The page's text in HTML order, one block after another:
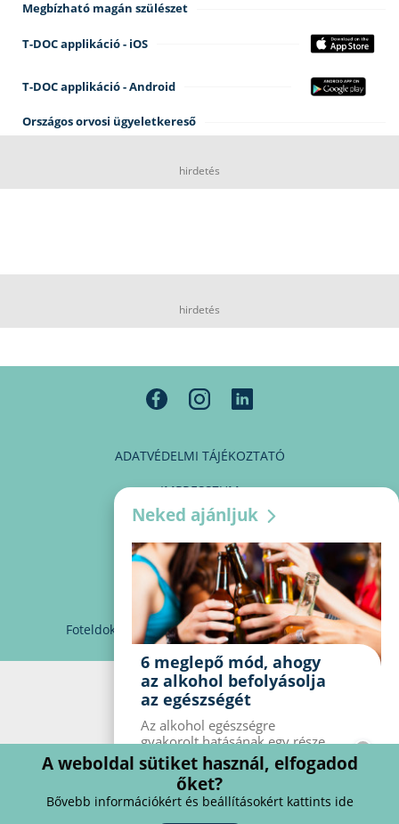
Megbízható magán szülészet
T-DOC applikáció - iOS
T-DOC applikáció - Android
Országos orvosi ügyeletkereső
hirdetés
hirdetés
ADATVÉDELMI TÁJÉKOZTATÓ
IMPRESSZUM
MÉDIAAJÁNLAT
PARTNEREINK
KAPCSOLAT
Foteldoki info@foteldoki.hu Süti beállítások
Neked ajánljuk
6 meglepő mód, ahogy
az alkohol befolyásolja
az egészségét
Az alkohol egészségre
gyakorolt ​​hatásának egy része
jól ismert, mások azonban
meglepők lehetnek. Van hat
kevésbé ismert hatás, amelyet
az alkohol gyakorol a
A weboldal sütiket használ, elfogadod
őket?
Bővebb információkért és beállításokért kattints ide